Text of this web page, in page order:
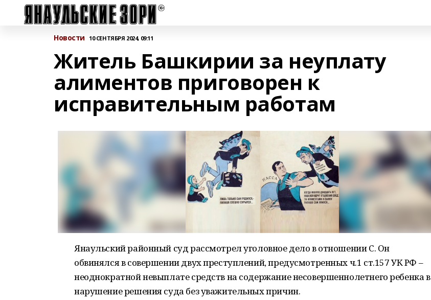
Новости 10 СЕНТЯБРЯ 2024, 09:11
Житель Башкирии за неуплату
алиментов приговорен к
исправительным работам
Янаульский районный суд рассмотрел уголовное дело в отношении С. Он
обвинялся в совершении двух преступлений, предусмотренных ч.1 ст.157 УК РФ –
неоднократной невыплате средств на содержание несовершеннолетнего ребенка в
нарушение решения суда без уважительных причин.